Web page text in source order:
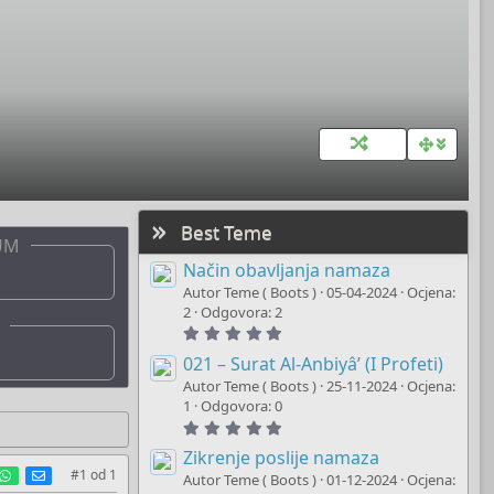
WhatsApp
E-mail
#1 od 1
Best Teme
Način obavljanja namaza
Autor Teme ( Boots ) 05-04-2024 Ocjena:
2 Odgovora: 2
0
0
s
(
s
)
021 – Surat Al-Anbiyâ’ (I Profeti)
Autor Teme ( Boots ) 25-11-2024 Ocjena:
1
Odgovora: 0
0
0
s
Zikrenje poslije namaza
Autor Teme ( Boots ) 01-12-2024 Ocjena: